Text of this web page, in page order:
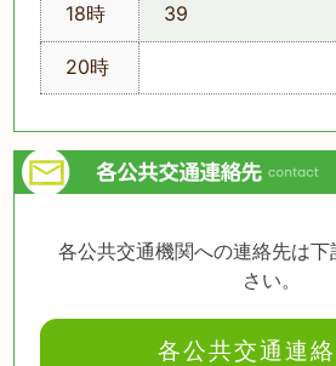
18時 39
20時
各公共交通機関への連絡先は
さい。
各公共交通連